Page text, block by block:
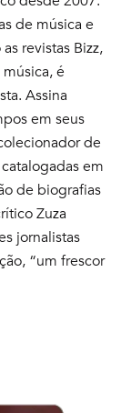
de música e
revistas Bizz,
é
Assina
em seus
de
em
de biografias
Zuza
jornalistas
“um frescor